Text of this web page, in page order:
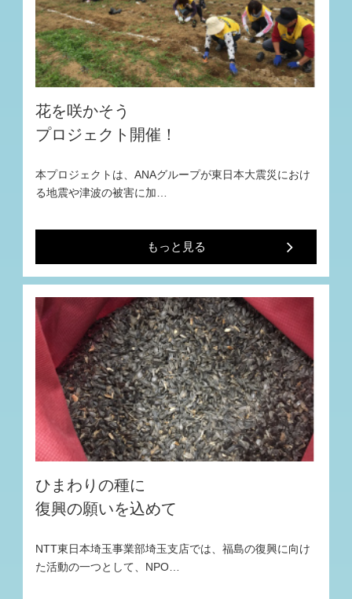
花を咲かそう
プロジェクト開催！
本プロジェクトは、ANAグループが東日本大震災におけ
る地震や津波の被害に加…
もっと見る
ひまわりの種に
復興の願いを込めて
NTT東日本埼玉事業部埼玉支店では、福島の復興に向け
た活動の一つとして、NPO…